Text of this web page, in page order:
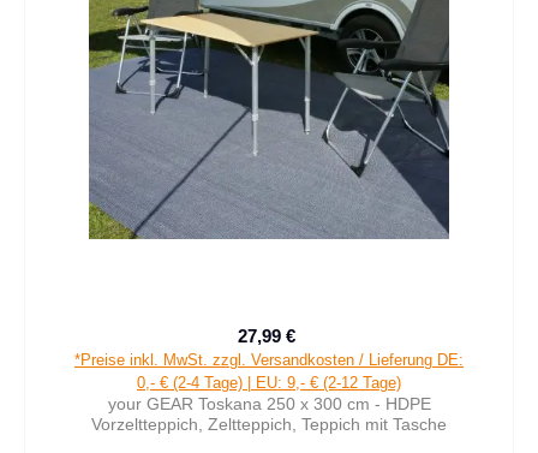
Verkaufspreis:
27,99 €
*Preise inkl. MwSt. zzgl. Versandkosten / Lieferung DE:
0,- € (2-4 Tage) | EU: 9,- € (2-12 Tage)
your GEAR Toskana 250 x 300 cm - HDPE
Vorzeltteppich, Zeltteppich, Teppich mit Tasche